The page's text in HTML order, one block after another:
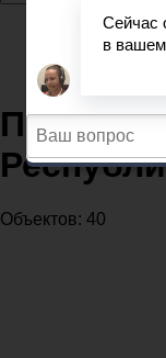
Главная
Прокуратура
Прокуратуры
Объектов: 40